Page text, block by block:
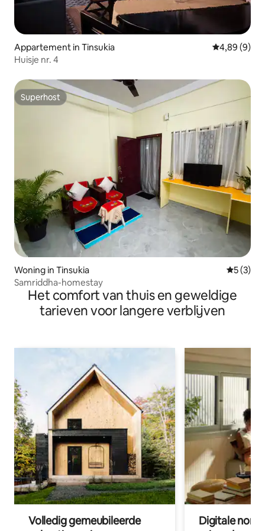
Appartement in Tinsukia Gemiddelde
4,89 (9)
Huisje nr. 4
Superhost
Superhost
Woning in Tinsukia
5 (3)
Samriddha-homestay
Het comfort van thuis en geweldige
tarieven voor langere verblijven
Volledig gemeubileerde
Digitale